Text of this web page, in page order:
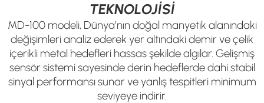
TEKNOLOJİSİ
MD-100 modeli, Dünya’nın doğal manyetik alanındaki
değişimleri analiz ederek yer altındaki demir ve çelik
içerikli metal hedefleri hassas şekilde algılar. Gelişmiş
sensör sistemi sayesinde derin hedeflerde dahi stabil
sinyal performansı sunar ve yanlış tespitleri minimum
seviyeye indirir.